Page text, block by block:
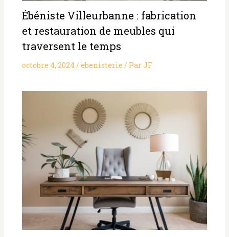
Ébéniste Villeurbanne : fabrication
et restauration de meubles qui
traversent le temps
octobre 4, 2024 / ebenisterie / ParJF